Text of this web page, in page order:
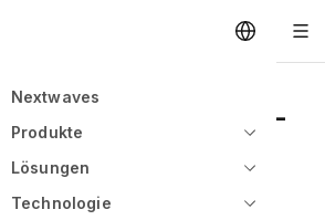
Nextwaves
Produkte
Lösungen
Technologie
vom Inlay-
zum